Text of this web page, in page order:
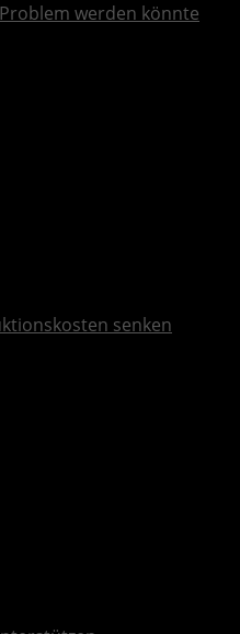
werden könnte
senken